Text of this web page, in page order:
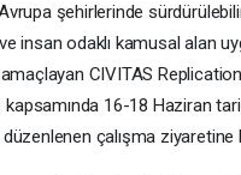
şehirlerinde
insan odaklı kamusal alan
CIVITAS
16-18 Haziran
çalışma ziyaretine